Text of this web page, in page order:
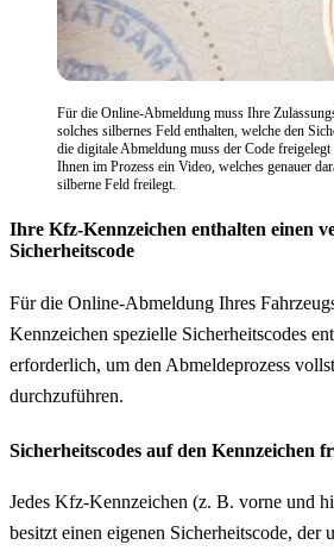
Für die Online-Abmeldung muss Ihre
solches silbernes Feld enthalten, welche den
die digitale Abmeldung muss der Code
Ihnen im Prozess ein Video, welches genauer
silberne Feld freilegt.
Ihre Kfz-Kennzeichen enthalten einen
Sicherheitscode
Für die Online-Abmeldung Ihres
Kennzeichen spezielle Sicherheitscodes
erforderlich, um den Abmeldeprozess
durchzuführen.
Sicherheitscodes auf den Kennzeichen
Jedes Kfz-Kennzeichen (z. B. vorne und
besitzt einen eigenen Sicherheitscode, der